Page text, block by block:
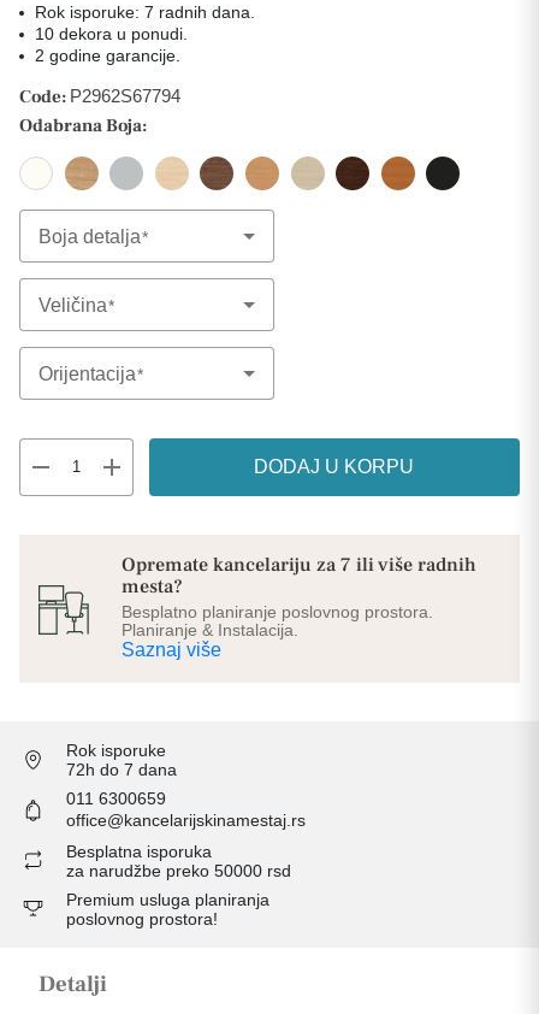
Rok isporuke: 7 radnih dana.
10 dekora u ponudi.
2 godine garancije.
Code: P2962S67794
Odabrana Boja:
Boja detalja
Select Option
Veličina
Select Option
Orijentacija
Select Option
remove add DODAJ U KORPU
Opremate kancelariju za 7 ili više radnih
mesta?
Besplatno planiranje poslovnog prostora.
Planiranje & Instalacija.
Saznaj više
Rok isporuke
72h do 7 dana
011 6300659
office@kancelarijskinamestaj.rs
Besplatna isporuka
za narudžbe preko 50000 rsd
Premium usluga planiranja
poslovnog prostora!
Detalji